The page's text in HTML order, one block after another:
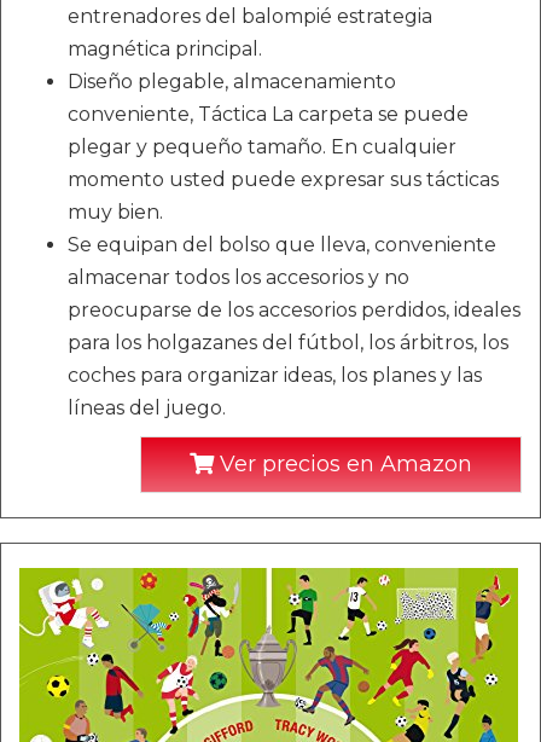
entrenadores del balompié estrategia
magnética principal.
Diseño plegable, almacenamiento
conveniente, Táctica La carpeta se puede
plegar y pequeño tamaño. En cualquier
momento usted puede expresar sus tácticas
muy bien.
Se equipan del bolso que lleva, conveniente
almacenar todos los accesorios y no
preocuparse de los accesorios perdidos, ideales
para los holgazanes del fútbol, los árbitros, los
coches para organizar ideas, los planes y las
líneas del juego.
Ver precios en Amazon